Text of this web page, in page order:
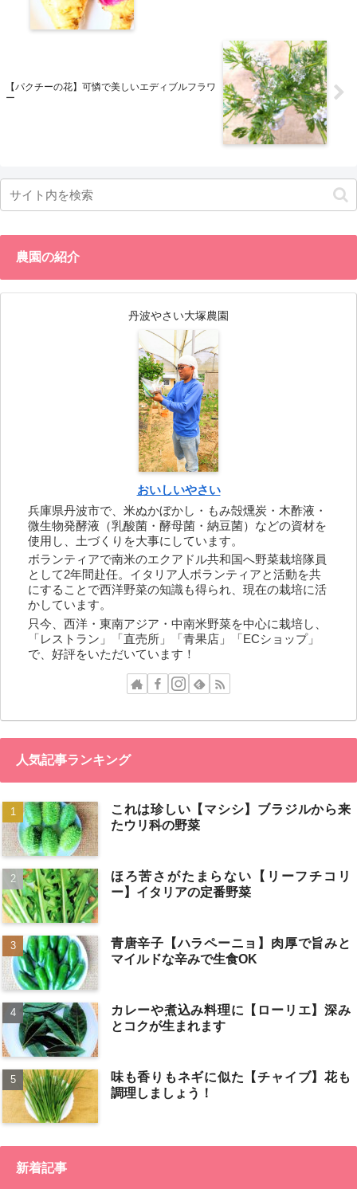
【パクチーの花】可憐で美しいエディブルフラワ
ー
農園の紹介
丹波やさい大塚農園
おいしいやさい
兵庫県丹波市で、米ぬかぼかし・もみ殻燻炭・木酢液・
微生物発酵液（乳酸菌・酵母菌・納豆菌）などの資材を
使用し、土づくりを大事にしています。
ボランティアで南米のエクアドル共和国へ野菜栽培隊員
として2年間赴任。イタリア人ボランティアと活動を共
にすることで西洋野菜の知識も得られ、現在の栽培に活
かしています。
只今、西洋・東南アジア・中南米野菜を中心に栽培し、
「レストラン」「直売所」「青果店」「ECショップ」
で、好評をいただいています！
人気記事ランキング
これは珍しい【マシシ】ブラジルから来
たウリ科の野菜
ほろ苦さがたまらない【リーフチコリ
ー】イタリアの定番野菜
青唐辛子【ハラペーニョ】肉厚で旨みと
マイルドな辛みで生食OK
カレーや煮込み料理に【ローリエ】深み
とコクが生まれます
味も香りもネギに似た【チャイブ】花も
調理しましょう！
新着記事